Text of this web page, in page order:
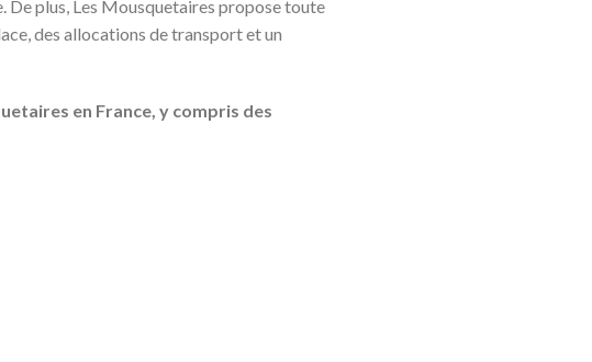
De plus, Les Mousquetaires propose toute
des allocations de transport et un
en France, y compris des